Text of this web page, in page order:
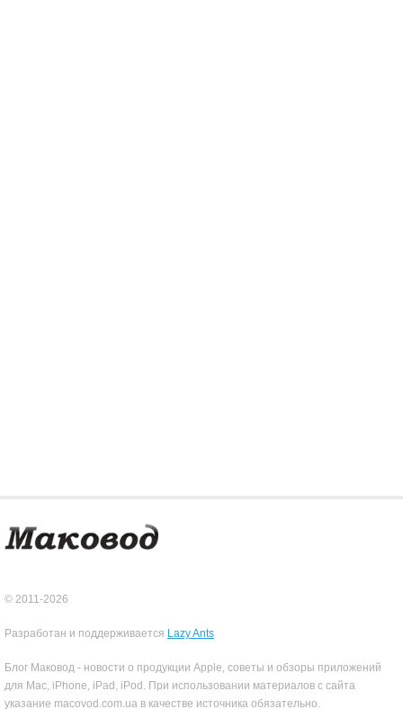
© 2011-2026
Разработан и поддерживается Lazy Ants
Блог Маковод - новости о продукции Apple, советы и обзоры приложений
для Mac, iPhone, iPad, iPod. При использовании материалов с сайта
указание macovod.com.ua в качестве источника обязательно.